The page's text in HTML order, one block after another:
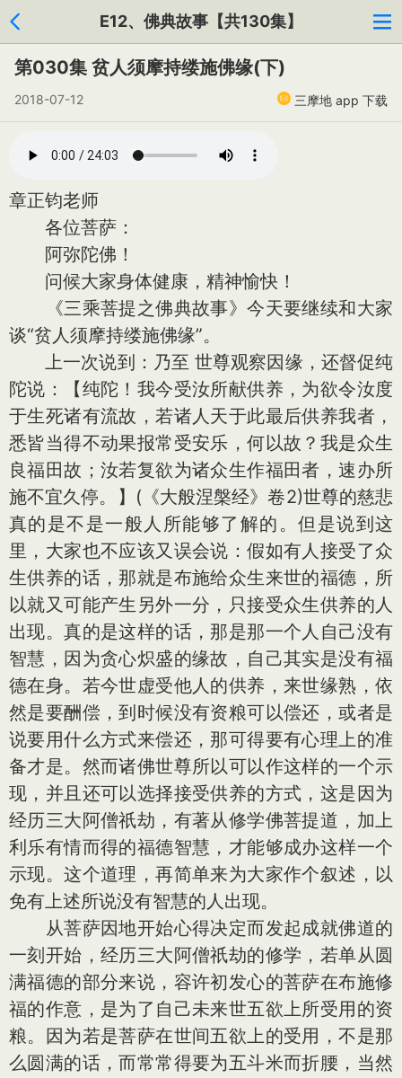
E12、佛典故事【共130集】
第030集 贫人须摩持缕施佛缘(下)
2018-07-12 三摩地 app 下载
章正钧老师
各位菩萨：
阿弥陀佛！
问候大家身体健康，精神愉快！
《三乘菩提之佛典故事》今天要继续和大家
谈“贫人须摩持缕施佛缘”。
上一次说到：乃至 世尊观察因缘，还督促纯
陀说：【纯陀！我今受汝所献供养，为欲令汝度
于生死诸有流故，若诸人天于此最后供养我者，
悉皆当得不动果报常受安乐，何以故？我是众生
良福田故；汝若复欲为诸众生作福田者，速办所
施不宜久停。】(《大般涅槃经》卷2)世尊的慈悲
真的是不是一般人所能够了解的。但是说到这
里，大家也不应该又误会说：假如有人接受了众
生供养的话，那就是布施给众生来世的福德，所
以就又可能产生另外一分，只接受众生供养的人
出现。真的是这样的话，那是那一个人自己没有
智慧，因为贪心炽盛的缘故，自己其实是没有福
德在身。若今世虚受他人的供养，来世缘熟，依
然是要酬偿，到时候没有资粮可以偿还，或者是
说要用什么方式来偿还，那可得要有心理上的准
备才是。然而诸佛世尊所以可以作这样的一个示
现，并且还可以选择接受供养的方式，这是因为
经历三大阿僧祇劫，有著从修学佛菩提道，加上
利乐有情而得的福德智慧，才能够成办这样一个
示现。这个道理，再简单来为大家作个叙述，以
免有上述所说没有智慧的人出现。
从菩萨因地开始心得决定而发起成就佛道的
一刻开始，经历三大阿僧祇劫的修学，若单从圆
满福德的部分来说，容许初发心的菩萨在布施修
福的作意，是为了自己未来世五欲上所受用的资
粮。因为若是菩萨在世间五欲上的受用，不是那
么圆满的话，而常常得要为五斗米而折腰，当然